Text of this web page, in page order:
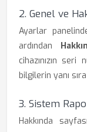
2. Genel ve
Ayarlar
ardından
cihazınızın
bilgilerin yanı
3. Sistem
Hakkında